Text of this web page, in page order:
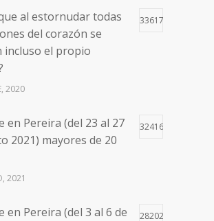
al estornudar todas
del corazón se
incluso el propio
33617
2020
en Pereira (del 23 al 27
2021) mayores de 20
32416
2021
en Pereira (del 3 al 6 de 28202